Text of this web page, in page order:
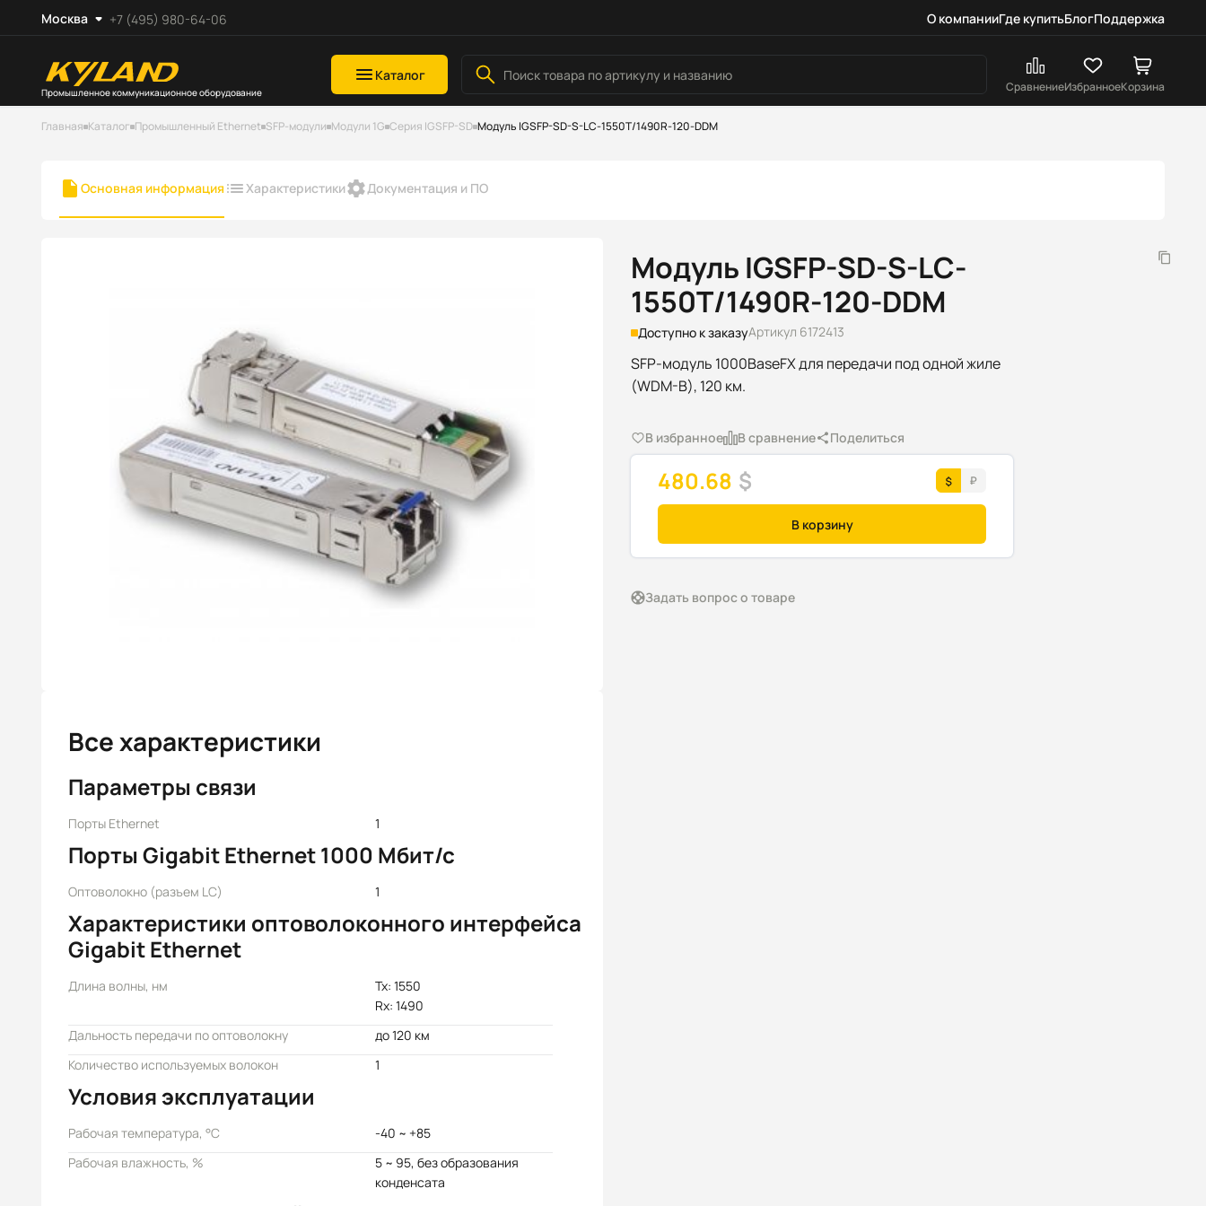
Москва +7 (495) 980-64-06 О компанииГде купитьБлогПоддержка
Промышленное коммуникационное оборудование
Каталог
СравнениеИзбранноеКорзина
Главная Каталог Промышленный Ethernet SFP-модули Модули 1G Серия IGSFP-SD Модуль IGSFP-SD-S-LC-1550T/1490R-120-DDM
Основная информация Характеристики Документация и ПО
Модуль IGSFP-SD-S-LC-
1550T/1490R-120-DDM
Доступно к заказуАртикул 6172413
SFP-модуль 1000BaseFX для передачи под одной жиле
(WDM-B), 120 км.
В избранное В сравнение Поделиться
480.68 $
В корзину
Задать вопрос о товаре
Все характеристики
Параметры связи
Порты Ethernet 1
Порты Gigabit Ethernet 1000 Мбит/с
Оптоволокно (разъем LC) 1
Характеристики оптоволоконного интерфейса
Gigabit Ethernet
Длина волны, нм
Tx: 1550
Rx: 1490
Дальность передачи по оптоволокну
до 120 км
Количество используемых волокон
1
Условия эксплуатации
Рабочая температура, °C
-40 ~ +85
Рабочая влажность, %
5 ~ 95, без образования
конденсата